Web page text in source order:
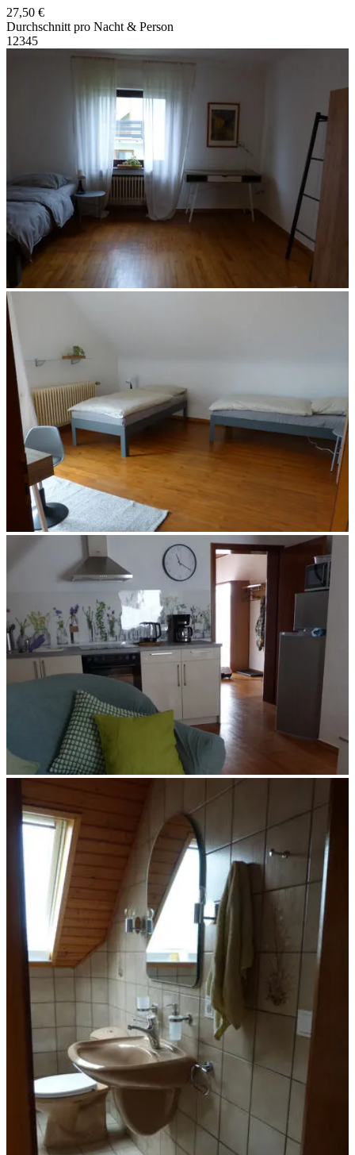
27,50 €
Durchschnitt pro Nacht & Person
1 2345